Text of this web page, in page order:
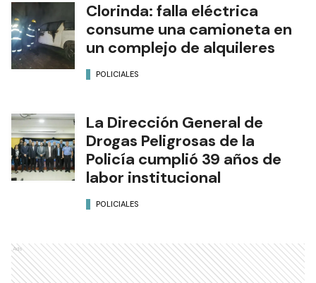
Clorinda: falla eléctrica
consume una camioneta en
un complejo de alquileres
POLICIALES
La Dirección General de
Drogas Peligrosas de la
Policía cumplió 39 años de
labor institucional
POLICIALES
Ads